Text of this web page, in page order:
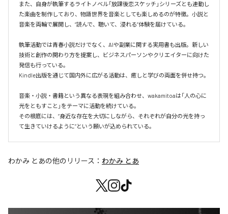
また、自身が執筆するライトノベル「放課後恋スケッチ」シリーズとも連動し
た楽曲を制作しており、物語世界を音楽としても楽しめるのが特徴。小説と
音楽を両輪で展開し、“読んで、聴いて、浸れる”体験を届けている。
執筆活動では青春小説だけでなく、AIや副業に関する実用書も出版。新しい
技術と創作の関わり方を提案し、ビジネスパーソンやクリエイターに向けた
発信も行っている。
Kindle出版を通じて国内外に広がる活動は、癒しと学びの両面を併せ持つ。
音楽・小説・書籍という異なる表現を組み合わせ、wakamitoaは「人の心に
光をともすこと」をテーマに活動を続けている。
その根底には、“身近な存在を大切にしながら、それぞれが自分の光を持っ
て生きていけるように”という願いが込められている。
わかみ とあの他のリリース： わかみ とあ